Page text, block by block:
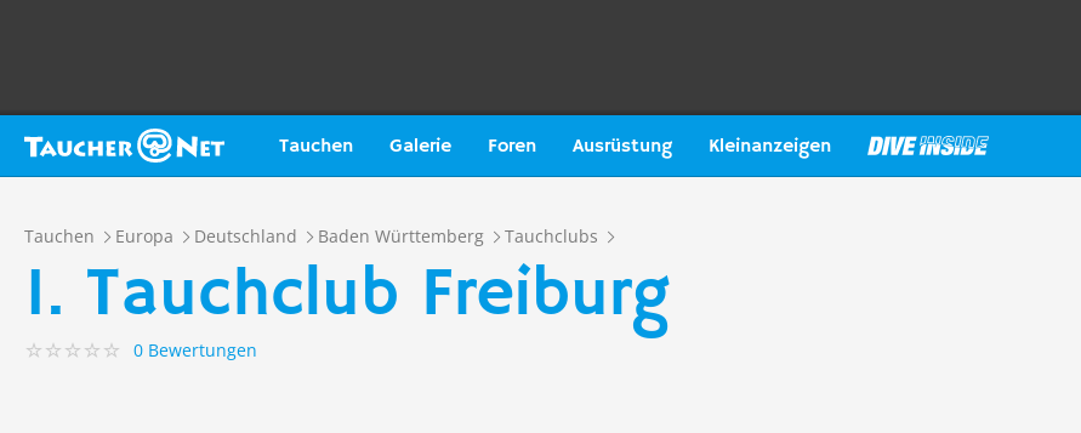
Tauchen Galerie Foren Ausrüstung Kleinanzeigen
Tauchen Europa Deutschland Baden Württemberg Tauchclubs
1. Tauchclub Freiburg
0 Bewertungen